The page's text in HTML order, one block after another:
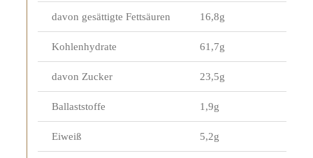
davon gesättigte Fettsäuren 16,8g
Kohlenhydrate 61,7g
davon Zucker 23,5g
Ballaststoffe 1,9g
Eiweiß 5,2g